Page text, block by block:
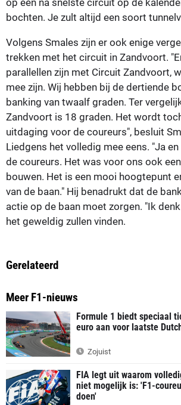
op één na snelste circuit op de
bochten. Je zult altijd een soort
Volgens Smales zijn er ook enige
trekken met het circuit in Zandvoort.
parallellen zijn met Circuit Zandvoort,
mee zijn. Wij hebben bij de dertiende
banking van twaalf graden. Ter
Zandvoort is 18 graden. Het wordt
uitdaging voor de coureurs", besluit
Liedgens het volledig mee eens. "Ja
de coureurs. Het was voor ons ook
bouwen. Het is een mooi hoogtepunt
van de baan." Hij benadrukt dat de
actie op de baan moet zorgen. "Ik
het geweldig zullen vinden.
Gerelateerd
Meer F1-nieuws
Formule 1 biedt speciaal
euro aan voor laatste
Zojuist
FIA legt uit waarom
niet mogelijk is: 'F1-
doen'